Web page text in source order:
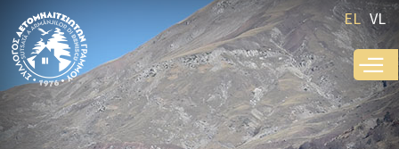
Παράκαμψη
προς το
κυρίως
περιεχόμενο
EL VL